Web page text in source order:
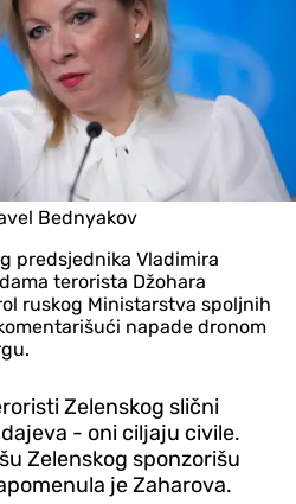
Bednyakov
predsjednika Vladimira
terorista Džohara
ruskog Ministarstva spoljnih
napade dronom
Zelenskog slični
- oni ciljaju civile.
Zelenskog sponzorišu
je Zaharova.